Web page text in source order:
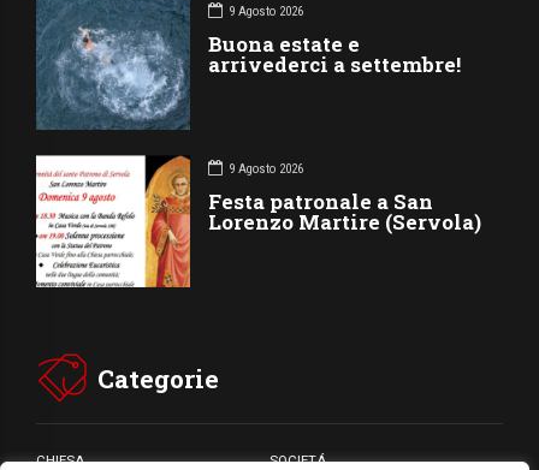
9 Agosto 2026
Buona estate e
arrivederci a settembre!
9 Agosto 2026
Festa patronale a San
Lorenzo Martire (Servola)
Categorie
CHIESA SOCIETÁ